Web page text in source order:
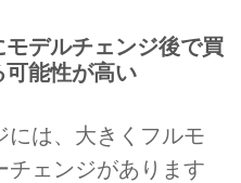
デルチェンジ後で買
能性が高い
には、大きくフルモ
チェンジがあります